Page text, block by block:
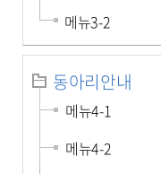
메뉴3-2
동아리안내
메뉴4-1
메뉴4-2